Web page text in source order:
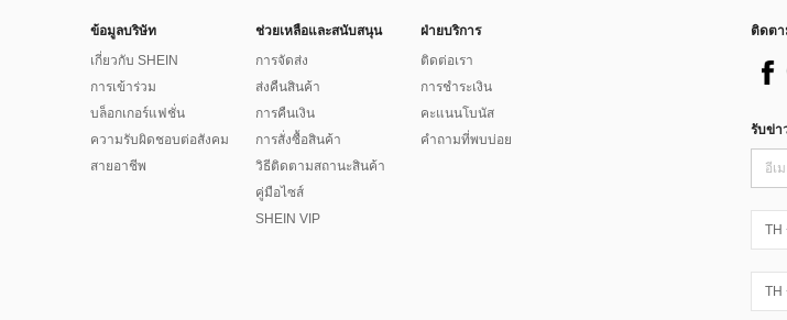
ข้อมูลบริษัท
เกี่ยวกับ SHEIN
การเข้าร่วม
บล็อกเกอร์แฟชั่น
ความรับผิดชอบต่อสังคม
สายอาชีพ
ช่วยเหลือและสนับสนุน
การจัดส่ง
ส่งคืนสินค้า
การคืนเงิน
การสั่งซื้อสินค้า
วิธีติดตามสถานะสินค้า
คู่มือไซส์
SHEIN VIP
ฝ่ายบริการ
ติดต่อเรา
การชำระเงิน
คะแนนโบนัส
คำถามที่พบบ่อย
ติดตา
รับข่า
TH
TH